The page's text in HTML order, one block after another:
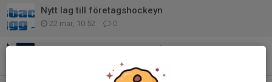
Nytt lag till företagshockeyn
22 mar, 10:52 0
Nu har vi 4 lag anmälda till årets Företagshockey